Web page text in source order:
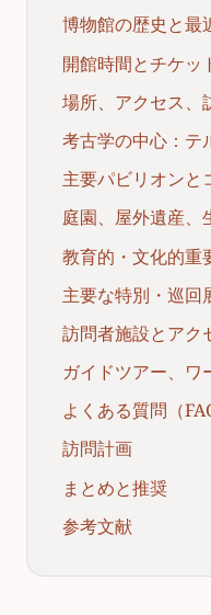
博物館の歴史と最
開館時間とチケッ
場所、アクセス、
考古学の中心：テ
主要パビリオンと
庭園、屋外遺産、
教育的・文化的重
主要な特別・巡回
訪問者施設とアク
ガイドツアー、ワ
よくある質問（
訪問計画
まとめと推奨
参考文献